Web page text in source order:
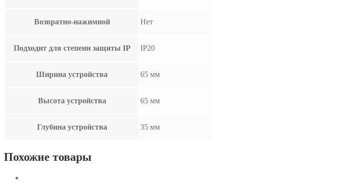
Возвратно-нажимной Нет
Подходит для степени защиты IP IP20
Ширина устройства 65 мм
Высота устройства 65 мм
Глубина устройства 35 мм
Похожие товары